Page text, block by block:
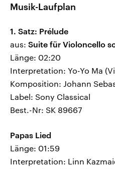
Musik-Laufplan
1. Satz: Prélude
aus: Suite für Violoncello
Länge: 02:20
Interpretation: Yo-Yo Ma
Komposition: Johann
Label: Sony Classical
Best.-Nr: SK 89667
Papas Lied
Länge: 01:59
Interpretation: Linn